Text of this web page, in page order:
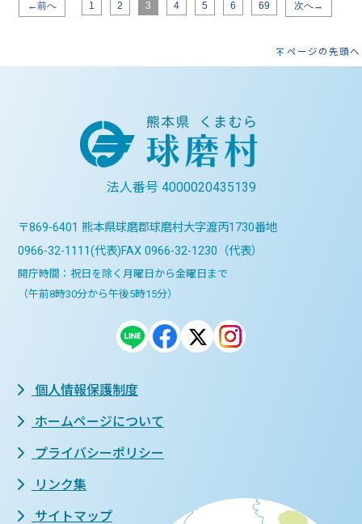
←前へ 1 2 3 4 5 6 69 次へ→
ページの先頭へ
法人番号 4000020435139
〒869-6401 熊本県球磨郡球磨村大字渡丙1730番地
0966-32-1111(代表)FAX 0966-32-1230（代表）
開庁時間：祝日を除く月曜日から金曜日まで
（午前8時30分から午後5時15分）
個人情報保護制度
ホームページについて
プライバシーポリシー
リンク集
サイトマップ